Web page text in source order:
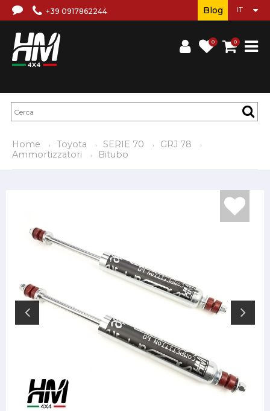
+39 0917862244
0 0
Blog
Home Toyota SERIE 70
GRJ 78
Ammortizzatori
Bitubo